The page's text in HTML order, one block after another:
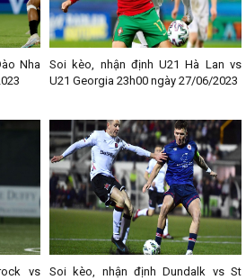
Nha
Soi kèo, nhận định U21 Hà Lan vs
U21 Georgia 23h00 ngày 27/06/2023
vs
Soi kèo, nhận định Dundalk vs St